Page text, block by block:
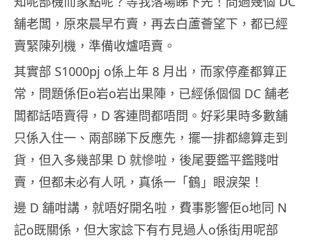
舖老闆，原來晨早冇賣，再去白蘆薈望下，都已經
賣緊陳列機，準備收爐唔賣。
其實部 S1000pj o係上年 8 月出，而家停產都算正
常，問題係佢o岩o岩出果陣，已經係個個 DC 舖老
闆都話唔賣得，D 客連問都唔問。好彩果時多數舖
只係入住一、兩部睇下反應先，擺一排都總算走到
貨，但入多幾部果 D 就慘啦，後尾要鑑平鑑賤咁
賣，但都未必有人吼，真係一「鶴」眼淚架！
邊 D 舖咁講，就唔好開名啦，費事影響佢o地同 N
記o既關係，但大家諗下有冇見過人o係街用呢部